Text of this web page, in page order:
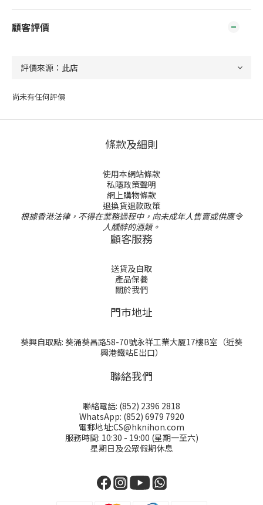
顧客評價
尚未有任何評價
條款及細則
使用本網站條款
私隱政策聲明
網上購物條款
退換貨退款政策
根據香港法律，不得在業務過程中，向未成年人售賣或供應令
人醺醉的酒類。
顧客服務
送貨及自取
產品保養
關於我們
門巿地址
葵興自取點: 葵涌葵昌路58-70號永祥工業大厦17樓B室（近葵
興港鐵站E出口）
聯絡我們
聯絡電話: (852) 2396 2818
WhatsApp: (852) 6979 7920
電郵地址:CS@hknihon.com
服務時間: 10:30 - 19:00 (星期一至六)
星期日及公眾假期休息